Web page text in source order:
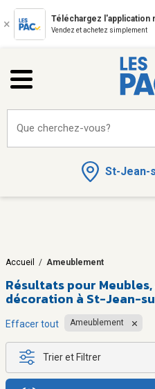
Téléchargez l'application
Vendez et achetez simplement
St-Jean-
Que cherchez-vous?
Accueil / Ameublement
Résultats pour
décoration à St-Jean-
Effacer tout Ameublement
Trier et Filtrer